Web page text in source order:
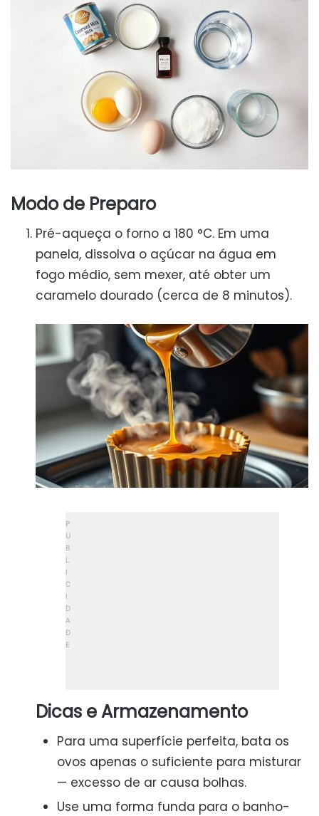
Modo de Preparo
Pré-aqueça o forno a 180 °C. Em uma
panela, dissolva o açúcar na água em
fogo médio, sem mexer, até obter um
caramelo dourado (cerca de 8 minutos).
Dicas e Armazenamento
Para uma superfície perfeita, bata os
ovos apenas o suficiente para misturar
— excesso de ar causa bolhas.
Use uma forma funda para o banho-